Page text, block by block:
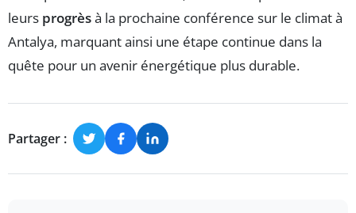
leurs progrèsà la prochaine conférence sur le climat à
Antalya, marquant ainsi une étape continue dans la
quête pour un avenir énergétique plus durable.
Partager :